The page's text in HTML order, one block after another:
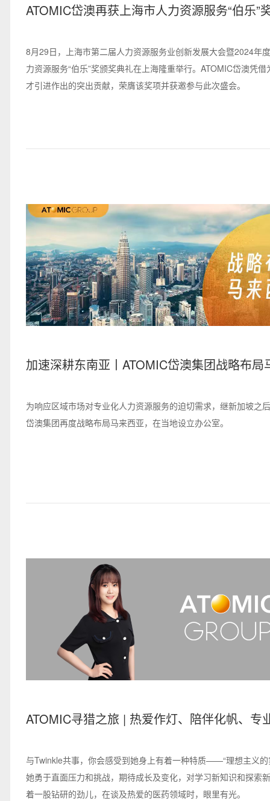
ATOMIC岱澳再获上海市人力资源服务“伯乐”
8月29日，上海市第二届人力资源服务业创新发展大会暨2024年
力资源服务“伯乐”奖颁奖典礼在上海隆重举行。ATOMIC岱澳凭借
才引进作出的突出贡献，荣膺该奖项并获邀参与此次盛会。
加速深耕东南亚丨ATOMIC岱澳集团战略布局
为响应区域市场对专业化人力资源服务的迫切需求，继新加坡之
岱澳集团再度战略布局马来西亚，在当地设立办公室。
ATOMIC寻猎之旅 | 热爱作灯、陪伴化帆、专
与Twinkle共事，你会感受到她身上有着一种特质——“理想主义的
她勇于直面压力和挑战，期待成长及变化，对学习新知识和探索
着一股钻研的劲儿，在谈及热爱的医药领域时，眼里有光。